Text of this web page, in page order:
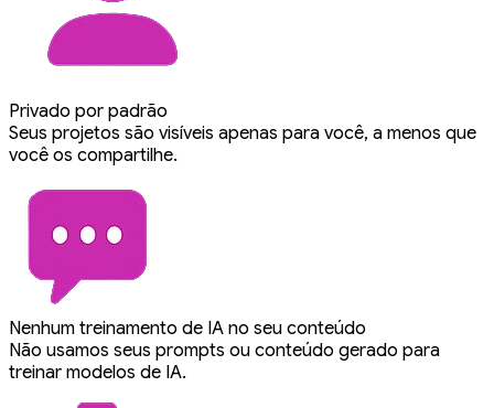
Privado por padrão
Seus projetos são visíveis apenas para você, a menos que
você os compartilhe.
Nenhum treinamento de IA no seu conteúdo
Não usamos seus prompts ou conteúdo gerado para
treinar modelos de IA.